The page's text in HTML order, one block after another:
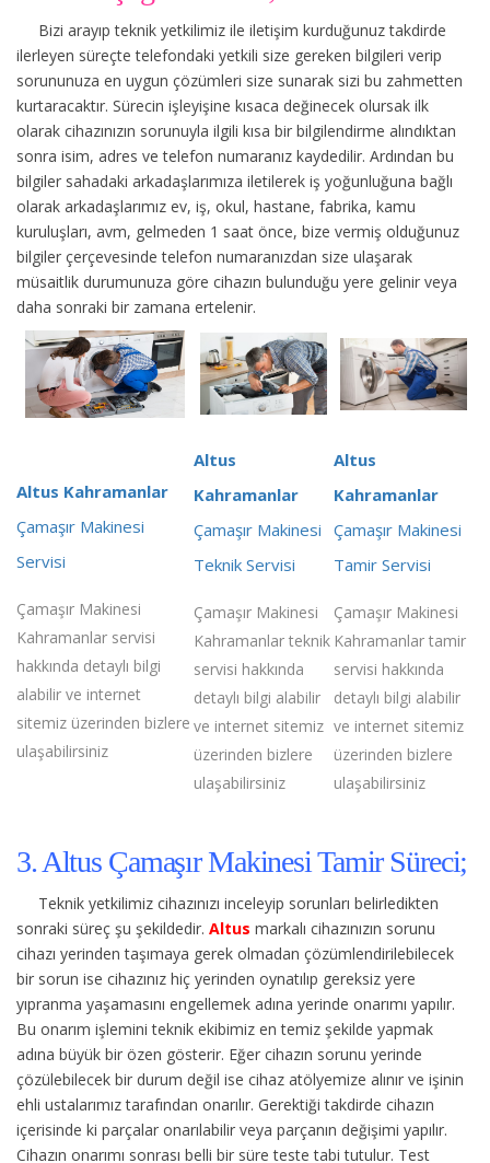
Bizi arayıp teknik yetkilimiz ile iletişim kurduğunuz takdirde
ilerleyen süreçte telefondaki yetkili size gereken bilgileri verip
sorununuza en uygun çözümleri size sunarak sizi bu zahmetten
kurtaracaktır. Sürecin işleyişine kısaca değinecek olursak ilk
olarak cihazınızın sorunuyla ilgili kısa bir bilgilendirme alındıktan
sonra isim, adres ve telefon numaranız kaydedilir. Ardından bu
bilgiler sahadaki arkadaşlarımıza iletilerek iş yoğunluğuna bağlı
olarak arkadaşlarımız ev, iş, okul, hastane, fabrika, kamu
kuruluşları, avm, gelmeden 1 saat önce, bize vermiş olduğunuz
bilgiler çerçevesinde telefon numaranızdan size ulaşarak
müsaitlik durumunuza göre cihazın bulunduğu yere gelinir veya
daha sonraki bir zamana ertelenir.
Altus Kahramanlar
Çamaşır Makinesi
Servisi
Çamaşır Makinesi
Kahramanlar servisi
hakkında detaylı bilgi
alabilir ve internet
sitemiz üzerinden bizlere
ulaşabilirsiniz
Altus
Kahramanlar
Çamaşır Makinesi
Teknik Servisi
Çamaşır Makinesi
Kahramanlar teknik
servisi hakkında
detaylı bilgi alabilir
ve internet sitemiz
üzerinden bizlere
ulaşabilirsiniz
Altus
Kahramanlar
Çamaşır Makinesi
Tamir Servisi
Çamaşır Makinesi
Kahramanlar tamir
servisi hakkında
detaylı bilgi alabilir
ve internet sitemiz
üzerinden bizlere
ulaşabilirsiniz
3. Altus Çamaşır Makinesi Tamir Süreci;
Teknik yetkilimiz cihazınızı inceleyip sorunları belirledikten
sonraki süreç şu şekildedir. Altus markalı cihazınızın sorunu
cihazı yerinden taşımaya gerek olmadan çözümlendirilebilecek
bir sorun ise cihazınız hiç yerinden oynatılıp gereksiz yere
yıpranma yaşamasını engellemek adına yerinde onarımı yapılır.
Bu onarım işlemini teknik ekibimiz en temiz şekilde yapmak
adına büyük bir özen gösterir. Eğer cihazın sorunu yerinde
çözülebilecek bir durum değil ise cihaz atölyemize alınır ve işinin
ehli ustalarımız tarafından onarılır. Gerektiği takdirde cihazın
içerisinde ki parçalar onarılabilir veya parçanın değişimi yapılır.
Cihazın onarımı sonrası belli bir süre teste tabi tutulur. Test